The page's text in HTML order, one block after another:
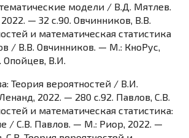
модели / В.Д. Мятлев.
— 32 c.90. Овчинников, В.В.
и математическая статистика
/ В.В. Овчинников. — М.: КноРус,
Опойцев, В.И.
Теория вероятностей / В.И.
2022. — 280 c.92. Павлов, С.В.
и математическая статистика:
/ С.В. Павлов. — М.: Риор, 2022. —